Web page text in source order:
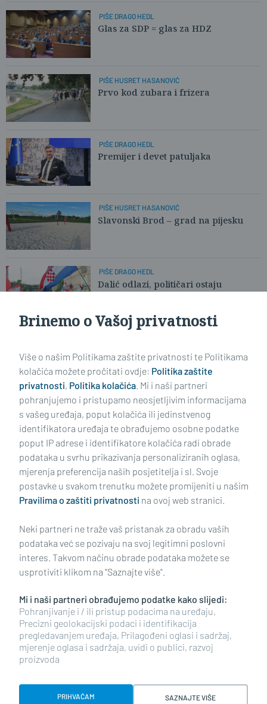
PIŠE DRAGO HEDL
Glas za SDP = glas za HDZ
PIŠE HUSRET HASANOVIĆ
Prvo kod zubara i frizera
PIŠE DRAGO HEDL
Premijer i devet patuljaka
PIŠE HUSRET HASANOVIĆ
Slavonski Brod – grad na pijesku
PIŠE DRAGO HEDL
Dalić odlazi, političari ostaju
Impressum Uvjeti korištenja Politika privatnosti
Politika kolačića Kontakt Pritužbe Suradnici
Oglašavanje
RUBRIKE
BRODSKO-POSAVSKA ŽUPANIJA
POŽEŠKO-SLAVONSKA ŽUPANIJA
Brinemo o Vašoj privatnosti
Više o našim Politikama zaštite privatnosti te Politikama
kolačića možete pročitati ovdje: Politika zaštite
privatnosti, Politika kolačića. Mi i naši partneri
pohranjujemo i pristupamo neosjetljivim informacijama
s vašeg uređaja, poput kolačića ili jedinstvenog
identifikatora uređaja te obrađujemo osobne podatke
poput IP adrese i identifikatore kolačića radi obrade
podataka u svrhu prikazivanja personaliziranih oglasa,
mjerenja preferencija naših posjetitelja i sl. Svoje
postavke u svakom trenutku možete promijeniti u našim
Pravilima o zaštiti privatnosti na ovoj web stranici.
Neki partneri ne traže vaš pristanak za obradu vaših
podataka već se pozivaju na svoj legitimni poslovni
interes. Takvom načinu obrade podataka možete se
usprotiviti klikom na "Saznajte više".
Mi i naši partneri obrađujemo podatke kako slijedi:
Pohranjivanje i / ili pristup podacima na uređaju,
Precizni geolokacijski podaci i identifikacija
pregledavanjem uređaja, Prilagođeni oglasi i sadržaj,
mjerenje oglasa i sadržaja, uvidi o publici, razvoj
proizvoda
PRIHVAĆAM SAZNAJTE VIŠE